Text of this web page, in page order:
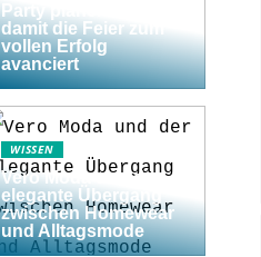
Party planen: 5 Tipps,
damit die Feier zum
vollen Erfolg
avanciert
WISSEN
Vero Moda und der
elegante Übergang
zwischen Homewear
und Alltagsmode